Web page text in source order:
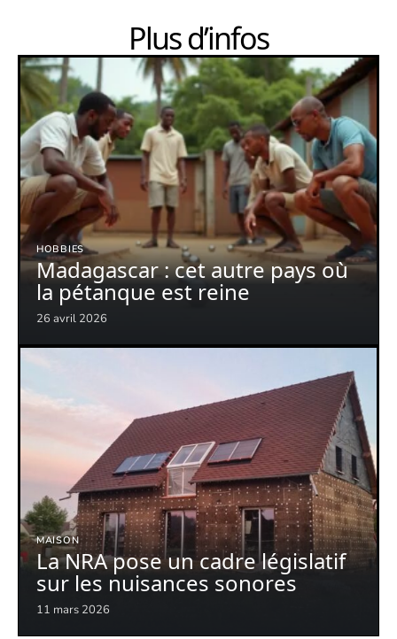
Plus d’infos
HOBBIES
Madagascar : cet autre pays où
la pétanque est reine
26 avril 2026
MAISON
La NRA pose un cadre législatif
sur les nuisances sonores
11 mars 2026